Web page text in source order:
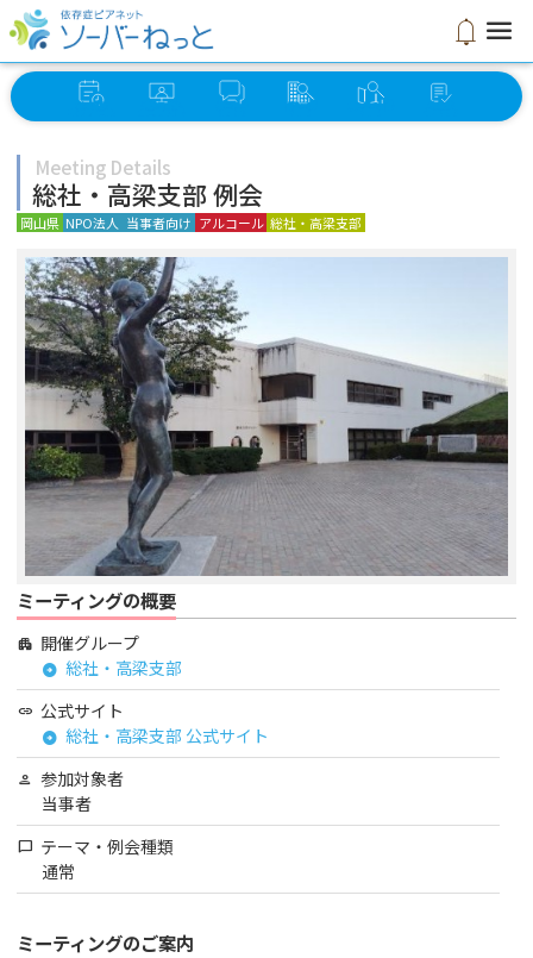
notifications menu
イベント オンライン ソーバー グループ ミーティング セルフ
Meeting Details
総社・高梁支部 例会
岡山県 NPO法人 当事者向け アルコール 総社・高梁支部
ミーティングの概要
apartment 開催グループ
arrow_circle_right 総社・高梁支部
link 公式サイト
arrow_circle_right 総社・高梁支部 公式サイト
person 参加対象者
当事者
chat_bubble テーマ・例会種類
通常
ミーティングのご案内